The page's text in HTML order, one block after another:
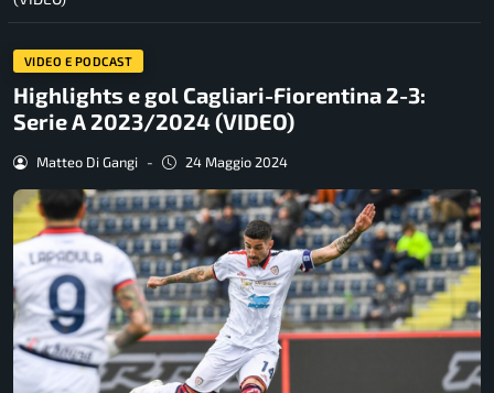
VIDEO E PODCAST
Highlights e gol Cagliari-Fiorentina 2-3:
Serie A 2023/2024 (VIDEO)
Matteo Di Gangi - 24 Maggio 2024